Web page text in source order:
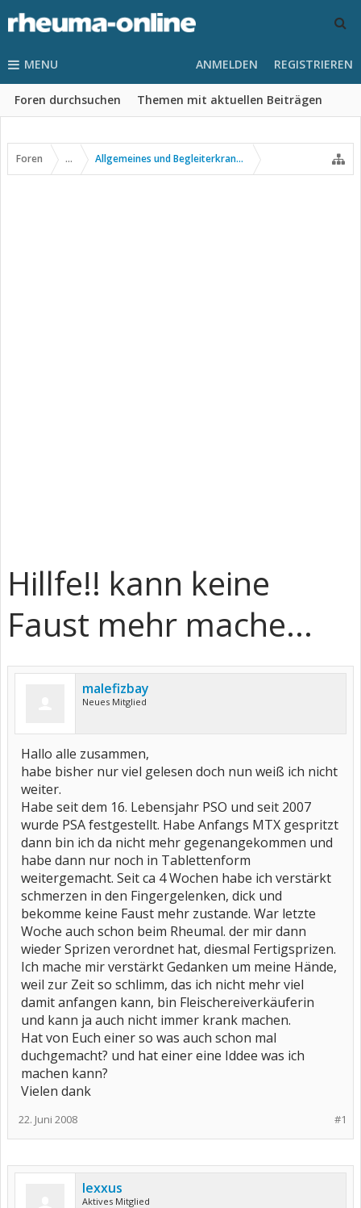
MENU
Foren durchsuchen Themen mit aktuellen Beiträgen
ANMELDEN REGISTRIEREN
Foren ... Allgemeines und Begleiterkrankungen
Hillfe!! kann keine
Faust mehr mache...
malefizbay
Neues Mitglied
Hallo alle zusammen,
habe bisher nur viel gelesen doch nun weiß ich nicht
weiter.
Habe seit dem 16. Lebensjahr PSO und seit 2007
wurde PSA festgestellt. Habe Anfangs MTX gespritzt
dann bin ich da nicht mehr gegenangekommen und
habe dann nur noch in Tablettenform
weitergemacht. Seit ca 4 Wochen habe ich verstärkt
schmerzen in den Fingergelenken, dick und
bekomme keine Faust mehr zustande. War letzte
Woche auch schon beim Rheumal. der mir dann
wieder Sprizen verordnet hat, diesmal Fertigsprizen.
Ich mache mir verstärkt Gedanken um meine Hände,
weil zur Zeit so schlimm, das ich nicht mehr viel
damit anfangen kann, bin Fleischereiverkäuferin
und kann ja auch nicht immer krank machen.
Hat von Euch einer so was auch schon mal
duchgemacht? und hat einer eine Iddee was ich
machen kann?
Vielen dank
#1
22. Juni 2008
lexxus
Aktives Mitglied